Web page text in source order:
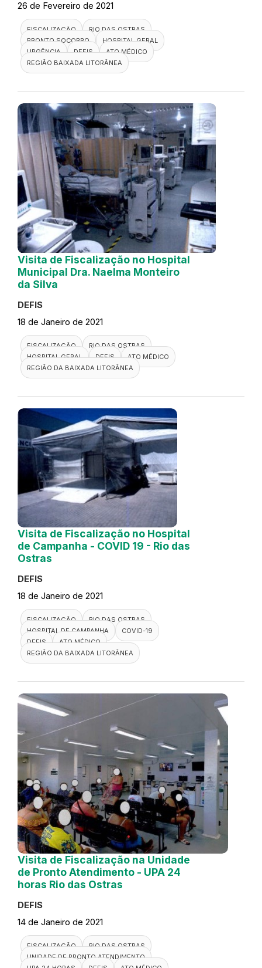
26 de Fevereiro de 2021
FISCALIZAÇÃO
RIO DAS OSTRAS
PRONTO SOCORRO
HOSPITAL GERAL
URGÊNCIA
DEFIS
ATO MÉDICO
REGIÃO BAIXADA LITORÂNEA
Visita de Fiscalização no Hospital
Municipal Dra. Naelma Monteiro
da Silva
DEFIS
18 de Janeiro de 2021
FISCALIZAÇÃO
RIO DAS OSTRAS
HOSPITAL GERAL
DEFIS
ATO MÉDICO
REGIÃO DA BAIXADA LITORÂNEA
Visita de Fiscalização no Hospital
de Campanha - COVID 19 - Rio das
Ostras
DEFIS
18 de Janeiro de 2021
FISCALIZAÇÃO
RIO DAS OSTRAS
HOSPITAL DE CAMPANHA
COVID-19
DEFIS
ATO MÉDICO
REGIÃO DA BAIXADA LITORÂNEA
Visita de Fiscalização na Unidade
de Pronto Atendimento - UPA 24
horas Rio das Ostras
DEFIS
14 de Janeiro de 2021
FISCALIZAÇÃO
RIO DAS OSTRAS
UNIDADE DE PRONTO ATENDIMENTO